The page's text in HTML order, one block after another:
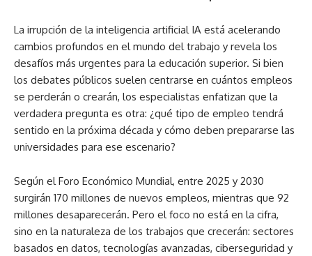
La irrupción de la inteligencia artificial IA está acelerando
cambios profundos en el mundo del trabajo y revela los
desafíos más urgentes para la educación superior. Si bien
los debates públicos suelen centrarse en cuántos empleos
se perderán o crearán, los especialistas enfatizan que la
verdadera pregunta es otra: ¿qué tipo de empleo tendrá
sentido en la próxima década y cómo deben prepararse las
universidades para ese escenario?
Según el Foro Económico Mundial, entre 2025 y 2030
surgirán 170 millones de nuevos empleos, mientras que 92
millones desaparecerán. Pero el foco no está en la cifra,
sino en la naturaleza de los trabajos que crecerán: sectores
basados en datos, tecnologías avanzadas, ciberseguridad y